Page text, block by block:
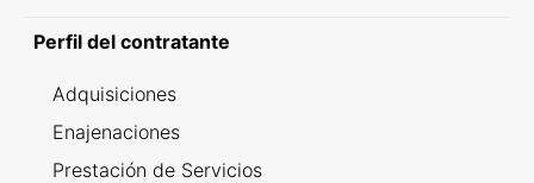
Perfil del contratante
Adquisiciones
Enajenaciones
Prestación de Servicios